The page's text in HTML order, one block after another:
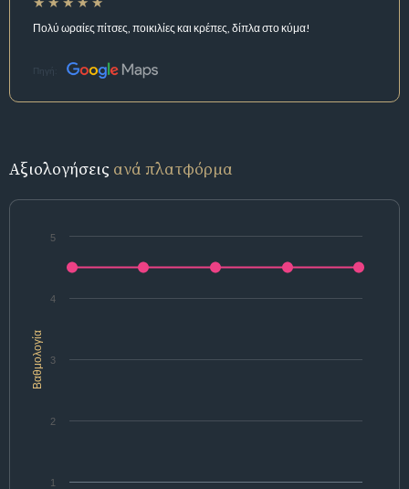
Πολύ ωραίες πίτσες, ποικιλίες και κρέπες, δίπλα στο κύμα!
Πηγή:
Αξιολογήσεις ανά πλατφόρμα
Βαθμολογία
1
2
3
4
5